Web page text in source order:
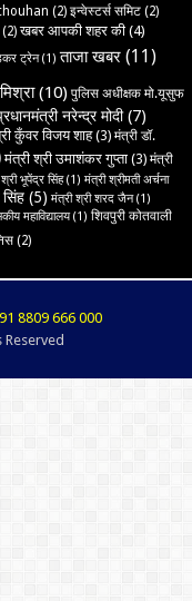
(2) इन्वेस्टर्स समिट (2)
(2) खबर आपकी शहर की (4)
ट्रेन(1) ताजा खबर (11)
(10) पुलिस अधीक्षक मो.यूसुफ
नरेन्द्र मोदी(7)
कुँवर विजय शाह(3) मंत्री डॉ.
मंत्री श्री उमाशंकर गुप्ता (3) मंत्री
भूपेंद्र सिंह(1) मंत्री श्रीमती अर्चना
(5) मंत्री श्री शरद जैन(1)
महाविद्यालय(1) शिवपुरी कोतवाली
(2)
8809 666 000